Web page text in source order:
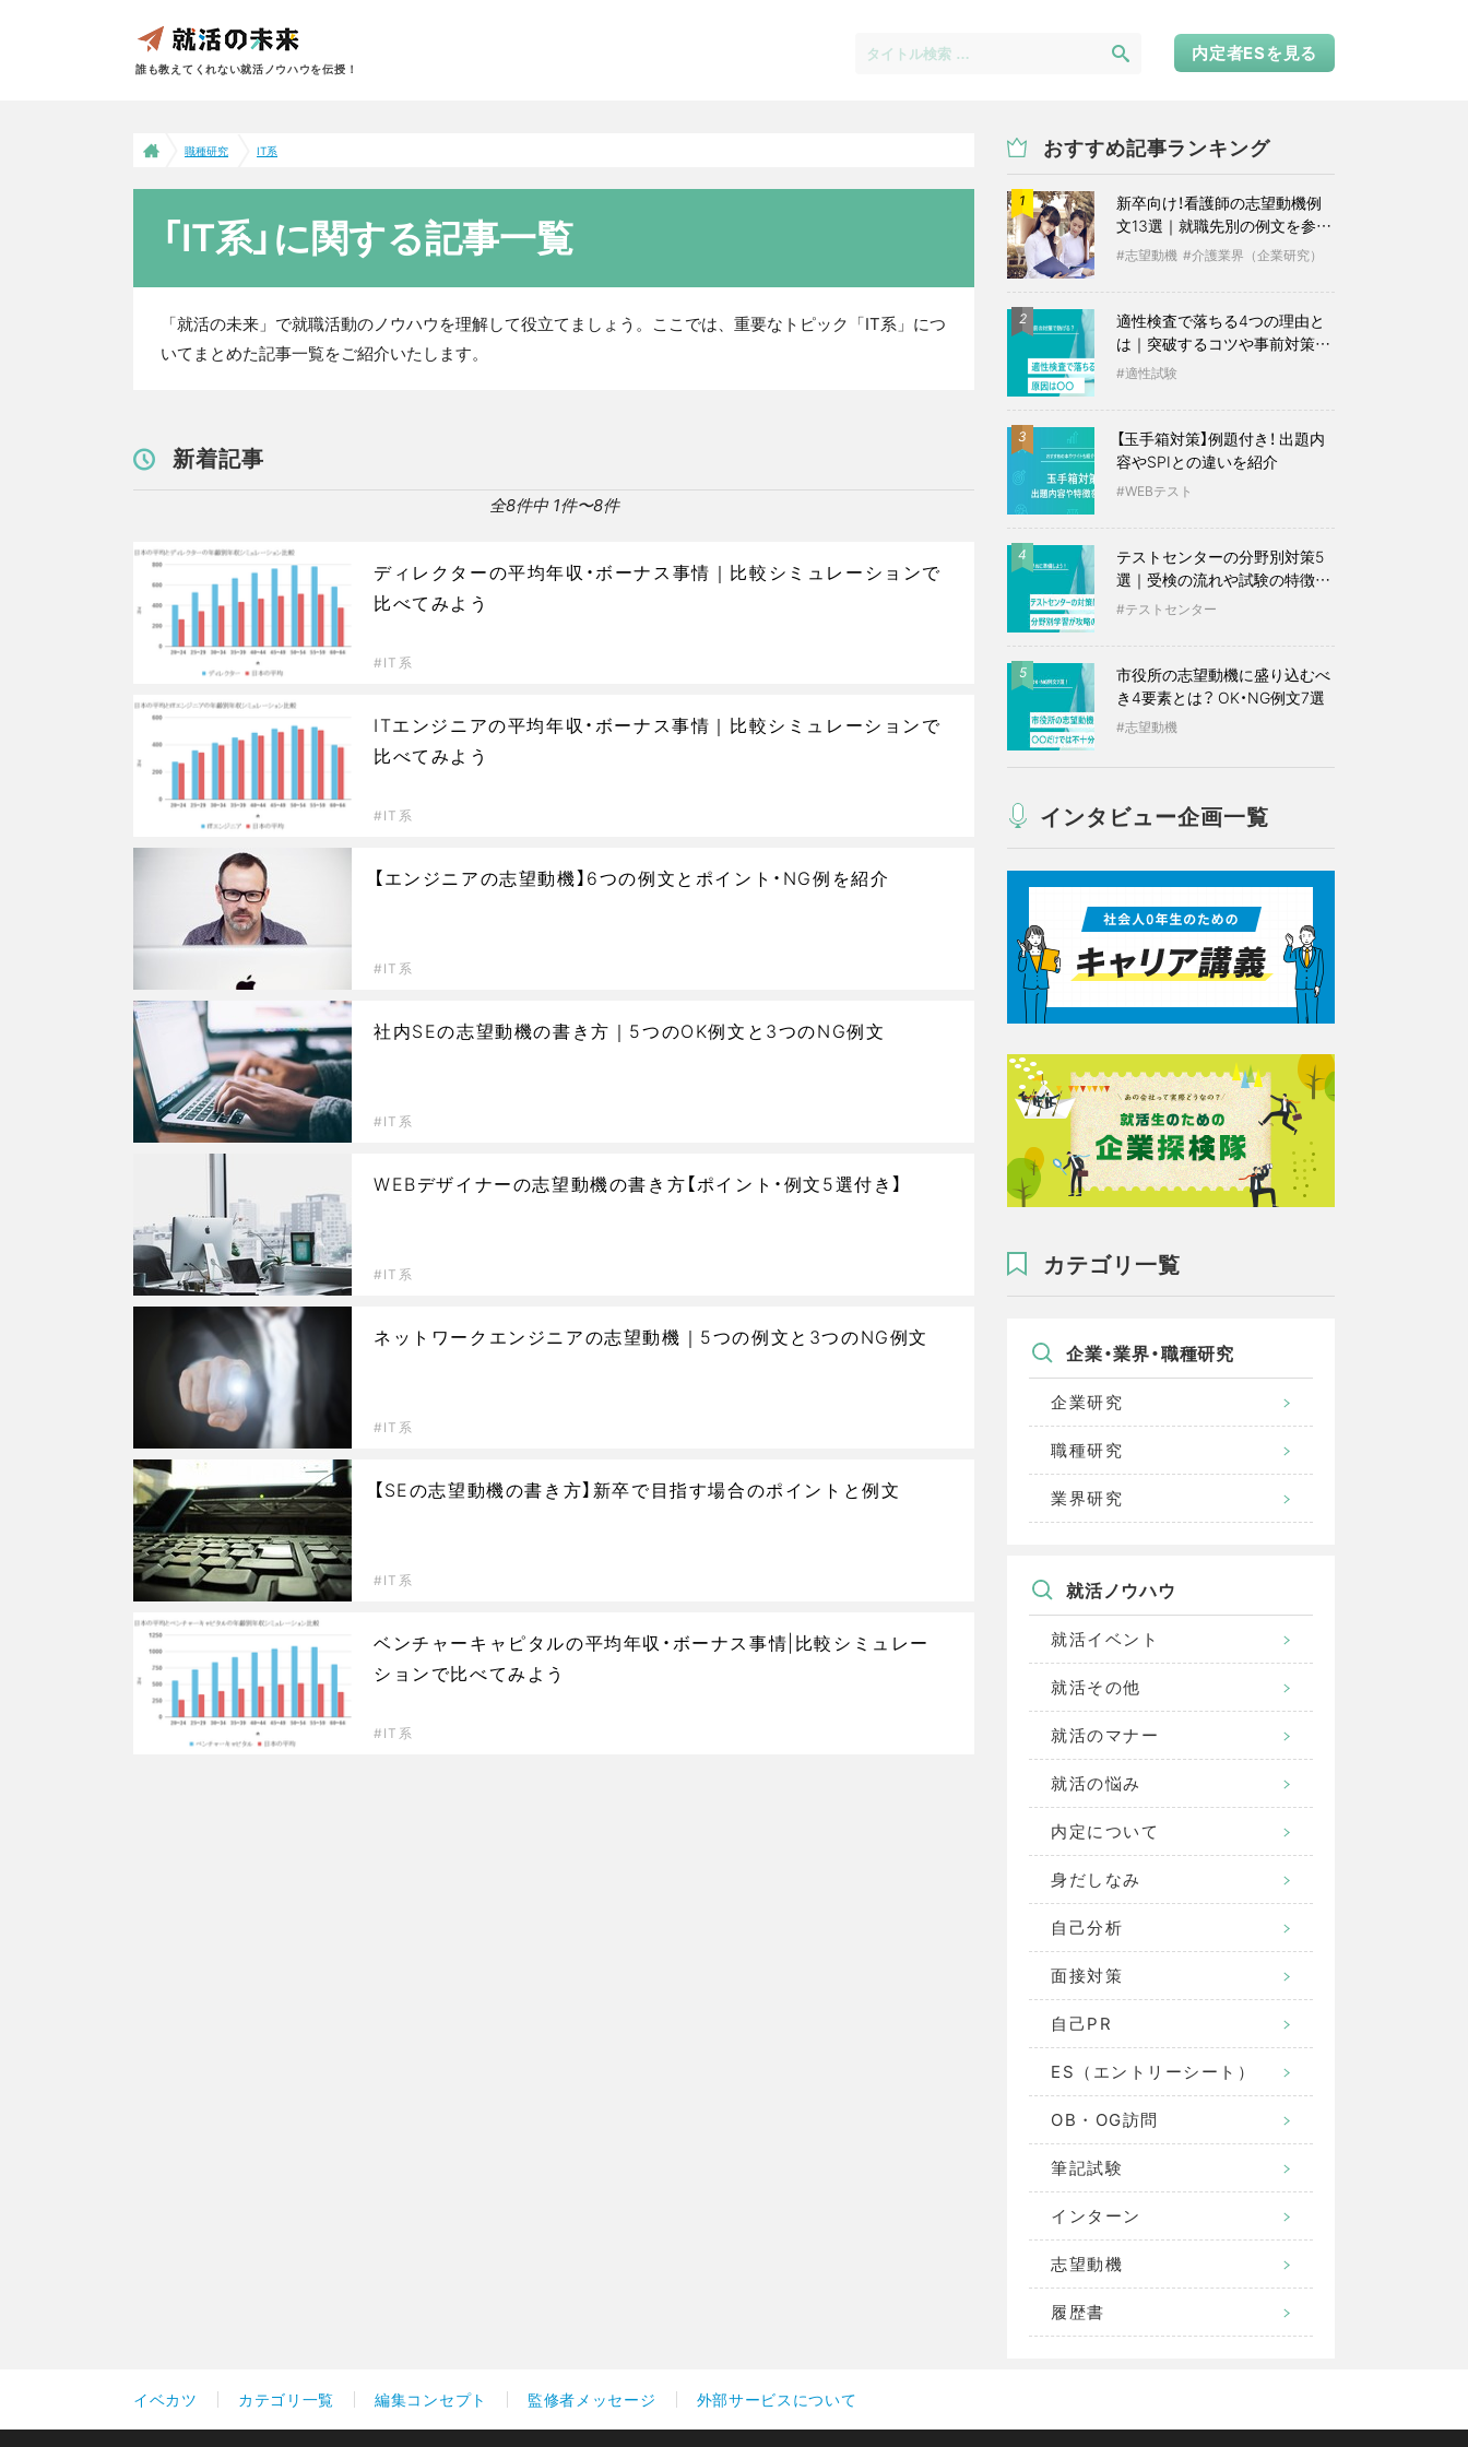
誰も教えてくれない就活ノウハウを伝授！
内定者ESを見る
職種研究 IT系
「IT系」に関する記事一覧
「就活の未来」で就職活動のノウハウを理解して役立てましょう。ここでは、重要なトピック「IT系」につ
いてまとめた記事一覧をご紹介いたします。
新着記事
全8件中 1件〜8件
ディレクターの平均年収・ボーナス事情｜比較シミュレーションで
比べてみよう
IT系
ITエンジニアの平均年収・ボーナス事情｜比較シミュレーションで
比べてみよう
IT系
【エンジニアの志望動機】6つの例文とポイント・NG例を紹介
IT系
社内SEの志望動機の書き方｜5つのOK例文と3つのNG例文
IT系
WEBデザイナーの志望動機の書き方【ポイント・例文5選付き】
IT系
ネットワークエンジニアの志望動機｜5つの例文と3つのNG例文
IT系
【SEの志望動機の書き方】新卒で目指す場合のポイントと例文
IT系
ベンチャーキャピタルの平均年収・ボーナス事情|比較シミュレー
ションで比べてみよう
IT系
おすすめ記事ランキング
1
新卒向け！看護師の志望動機例
文13選｜就職先別の例文を参考
に志望動機 介護業界（企業研究）
2
適性検査で落ちる4つの理由と
は｜突破するコツや事前対策も
紹介
適性試験
3
【玉手箱対策】例題付き！ 出題内
容やSPIとの違いを紹介
WEBテスト
4
テストセンターの分野別対策5
選｜受検の流れや試験の特徴も
紹介
テストセンター
5
市役所の志望動機に盛り込むべ
き4要素とは？ OK・NG例文7選
志望動機
インタビュー企画一覧
カテゴリ一覧
企業・業界・職種研究
企業研究
職種研究
業界研究
就活ノウハウ
就活イベント
就活その他
就活のマナー
就活の悩み
内定について
身だしなみ
自己分析
面接対策
自己PR
ES（エントリーシート）
OB・OG訪問
筆記試験
インターン
志望動機
履歴書
イベカツ カテゴリ一覧 編集コンセプト 監修者メッセージ 外部サービスについて